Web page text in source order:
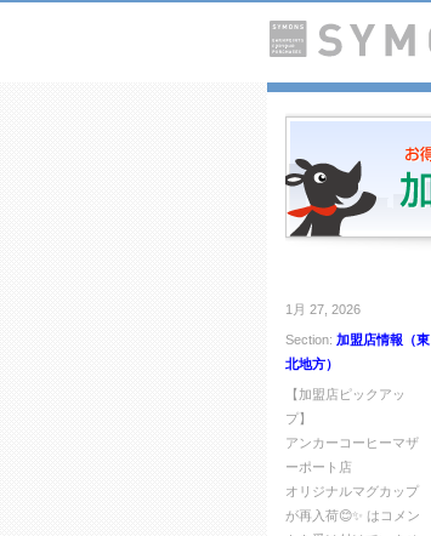
1月 27, 2026
Section: 加盟店情報（東
北地方）
【加盟店ピックアッ
プ】
アンカーコーヒーマザ
ーポート店
オリジナルマグカップ
が再入荷😊✨ は コメン